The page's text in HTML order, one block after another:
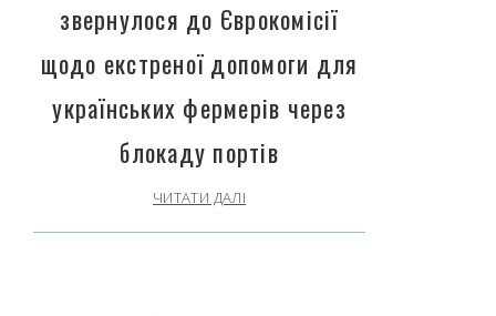
звернулося до Єврокомісії
щодо екстреної допомоги для
українських фермерів через
блокаду портів
ЧИТАТИ ДАЛІ